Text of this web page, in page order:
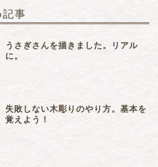
事
うさぎさんを描きました。リアル
に。
失敗しない木彫りのやり方。基本を
覚えよう！